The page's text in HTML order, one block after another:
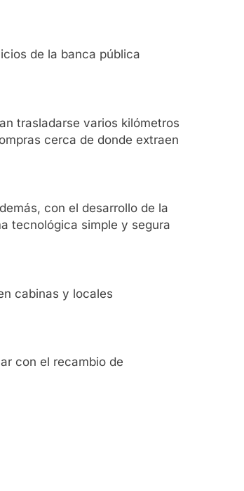
de la banca pública
trasladarse varios kilómetros
cerca de donde extraen
con el desarrollo de la
tecnológica simple y segura
cabinas y locales
con el recambio de